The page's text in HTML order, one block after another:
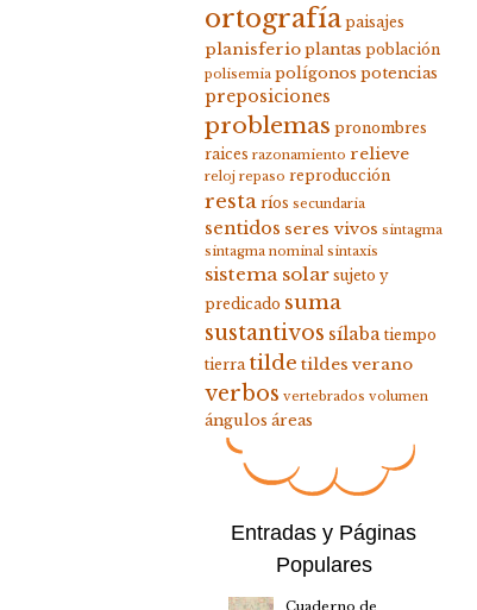
ortografía paisajes
planisferio plantas población
polisemia polígonos potencias
preposiciones
problemas pronombres
raices razonamiento relieve
reloj repaso reproducción
resta ríos secundaria
sentidos seres vivos sintagma
sintagma nominal sintaxis
sistema solar sujeto y
predicado suma
sustantivos sílaba tiempo
tierra tilde tildes verano
verbos vertebrados volumen
ángulos áreas
Entradas y Páginas
Populares
Cuaderno de